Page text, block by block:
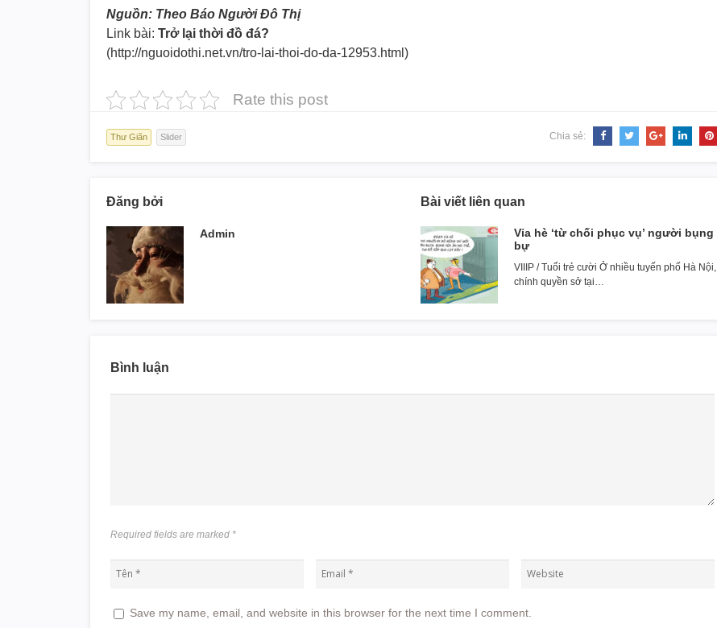
Nguồn: Theo Báo Người Đô Thị
Link bài: Trở lại thời đồ đá?
(http://nguoidothi.net.vn/tro-l ai-thoi-do-da-12953.html)
Rate this post
Thư Giãn Slider Chia sẻ:
Đăng bởi
Admin
Bài viết liên quan
Vỉa hè ‘từ chối phục vụ’ người bụng
bự
VIIIP / Tuổi trẻ cười Ở nhiều tuyến phố Hà Nội,
chính quyền sở tại…
Bình luận
Required fields are marked *
Save my name, email, and website in this browser for the next time I comment.